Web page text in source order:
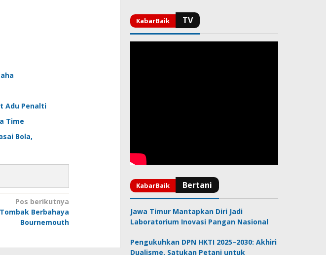
Adu Penalti
Time
Bola,
Pos berikutnya
Berbahaya
Bournemouth
Jawa Timur Mantapkan Diri Jadi
Laboratorium Inovasi Pangan Nasional
Pengukuhkan DPN HKTI 2025–2030: Akhiri
Dualisme, Satukan Petani untuk